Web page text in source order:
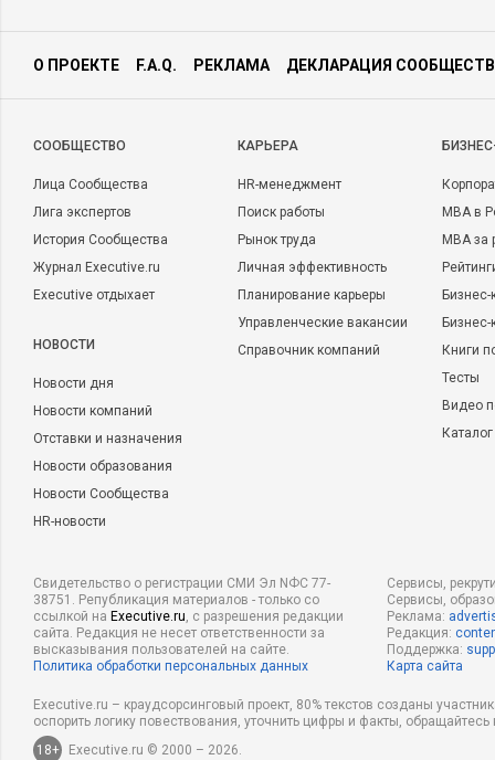
О ПРОЕКТЕ F.A.Q. РЕКЛАМА ДЕКЛАРАЦИЯ
CООБЩЕСТВО
Лица Сообщества
Лига экспертов
История Сообщества
Журнал Executive.ru
Executive отдыхает
НОВОСТИ
Новости дня
Новости компаний
Отставки и назначения
Новости образования
Новости Сообщества
HR-новости
КАРЬЕРА
HR-менеджмент
Поиск работы
Рынок труда
Личная эффективность
Планирование карьеры
Управленческие вакансии
Справочник компаний
MBA в
MBA
Бизнес-
Книги
Тесты
Видео
Свидетельство о регистрации СМИ Эл NФС 77-
38751. Републикация материалов - только со
ссылкой на Executive.ru, с разрешения редакции
сайта. Редакция не несет ответственности за
высказывания пользователей на сайте.
Политика обработки персональных данных
Сервисы,
Сервисы,
Реклама:
Редакция:
Поддержка:
Карта сайта
Executive.ru – краудсорсинговый проект, 80% текстов созданы
оспорить логику повествования, уточнить цифры и факты,
18+
Executive.ru © 2000 – 2026.